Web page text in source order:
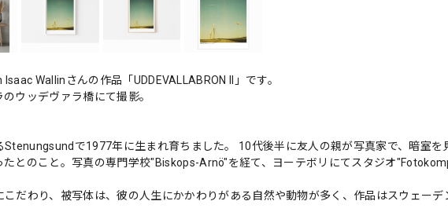
Wallinさんの作品「UDDEVALLABRON II」です。
ウッデヴァラ橋にて撮影。
Stenungsundで1977年に生まれ育ちました。 10代後半に友人の親が写真家で、暗室を
たとのこと。写真の専門学校"Biskops-Arnö"を経て、ヨーテボリにてスタジオ
だわり、被写体は、彼の人生にかかわりがある自然や動物が多く、作品はスウェーデ